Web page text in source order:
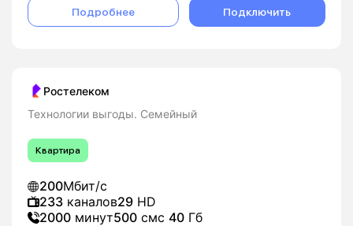
Подробнее Подключить
Ростелеком
Технологии выгоды. Семейный
Квартира
200Мбит/с
233 каналов29 HD
2000 минут500 смс 40 Гб